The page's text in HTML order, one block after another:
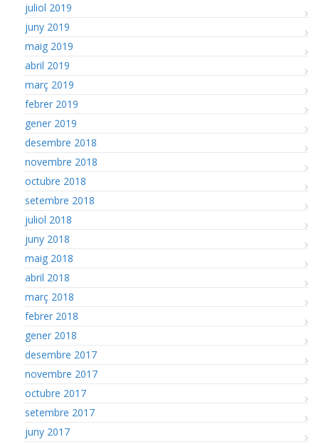
juliol 2019
juny 2019
maig 2019
abril 2019
març 2019
febrer 2019
gener 2019
desembre 2018
novembre 2018
octubre 2018
setembre 2018
juliol 2018
juny 2018
maig 2018
abril 2018
març 2018
febrer 2018
gener 2018
desembre 2017
novembre 2017
octubre 2017
setembre 2017
juny 2017